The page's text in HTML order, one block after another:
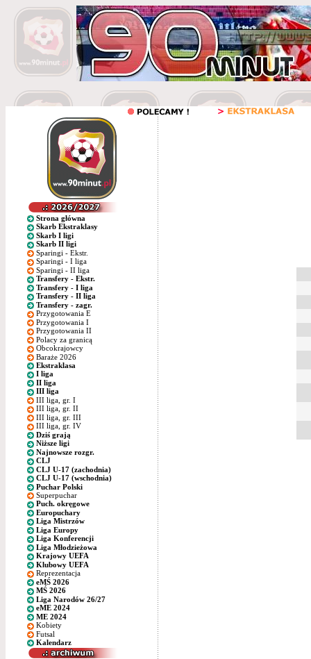
Strona główna
Skarb Ekstraklasy
Skarb I ligi
Skarb II ligi
Sparingi - Ekstr.
Sparingi - I liga
Sparingi - II liga
Transfery - Ekstr.
Transfery - I liga
Transfery - II liga
Transfery - zagr.
Przygotowania E
Przygotowania I
Przygotowania II
Polacy za granicą
Obcokrajowcy
Baraże 2026
Ekstraklasa
I liga
II liga
III liga
III liga, gr. I
III liga, gr. II
III liga, gr. III
III liga, gr. IV
Dziś grają
Niższe ligi
Najnowsze rozgr.
CLJ
CLJ U-17 (zachodnia)
CLJ U-17 (wschodnia)
Puchar Polski
Superpuchar
Puch. okręgowe
Europuchary
Liga Mistrzów
Liga Europy
Liga Konferencji
Liga Młodzieżowa
Krajowy UEFA
Klubowy UEFA
Reprezentacja
eMŚ 2026
MŚ 2026
Liga Narodów 26/27
eME 2024
ME 2024
Kobiety
Futsal
Kalendarz